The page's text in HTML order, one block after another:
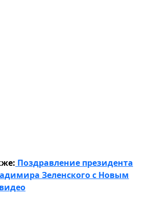
Поздравление президента
Зеленского с Новым